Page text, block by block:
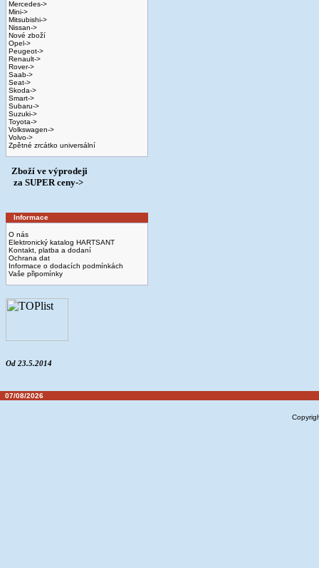
Mercedes->
Mini->
Mitsubishi->
Nissan->
Nové zboží
Opel->
Peugeot->
Renault->
Rover->
Saab->
Seat->
Skoda->
Smart->
Subaru->
Suzuki->
Toyota->
Volkswagen->
Volvo->
Zpětné zrcátko universální
Zboží ve výprodeji
­ za SUPER ceny->
Informace
O nás
Elektronický katalog HARTSANT
Kontakt, platba a dodaní
Ochrana dat
Informace o dodacích podmínkách
Vaše připomínky
Od 23.5.2014
07/08/2026